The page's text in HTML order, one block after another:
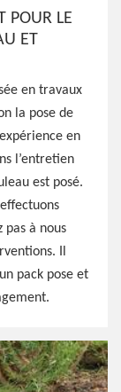
POUR LE
ET
en travaux
la pose de
en
l’entretien
est posé.
pas à nous
Il
pack pose et